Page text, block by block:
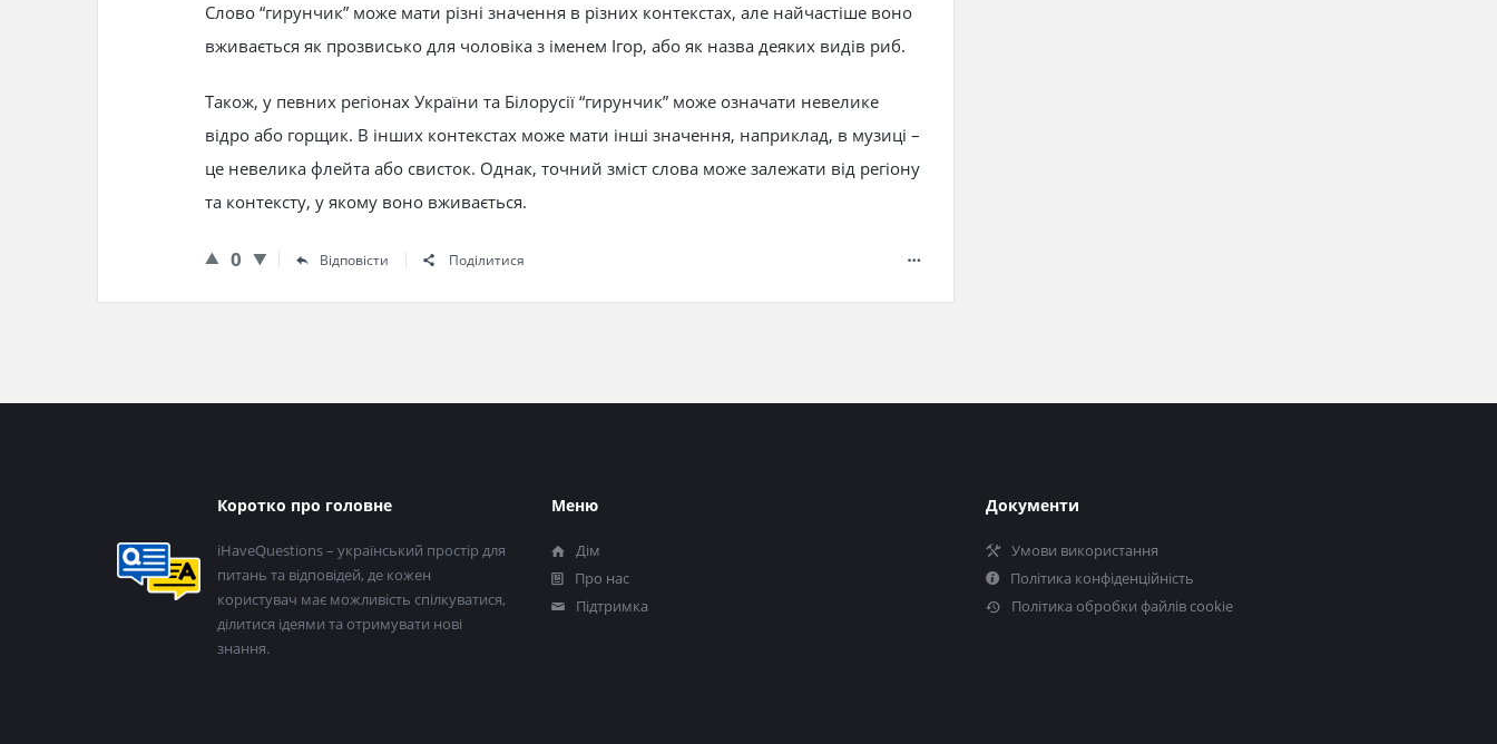
Слово “гирунчик” може мати різні значення в різних контекстах, але найчастіше воно
вживається як прозвисько для чоловіка з іменем Ігор, або як назва деяких видів риб.
Також, у певних регіонах України та Білорусії “гирунчик” може означати невелике
відро або горщик. В інших контекстах може мати інші значення, наприклад, в музиці –
це невелика флейта або свисток. Однак, точний зміст слова може залежати від регіону
та контексту, у якому воно вживається.
0 Відповісти Поділитися
колонтитул
Коротко про головне
iHaveQuestions – український простір для
питань та відповідей, де кожен
користувач має можливість спілкуватися,
ділитися ідеями та отримувати нові
знання.
Меню
Дім
Про нас
Підтримка
Документи
Умови використання
Політика конфіденційність
Політика обробки файлів cookie